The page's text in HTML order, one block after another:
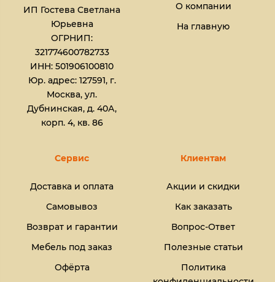
ИП Гостева Светлана
Юрьевна​
ОГРНИП:
321774600782733
ИНН: 501906100810
Юр. адрес: 127591, г.
Москва, ул.
Дубнинская, д. 40А,
корп. 4, кв. 86
О компании
На главную
Сервис
Доставка и оплата
Самовывоз
Возврат и гарантии
Мебель под заказ
Офёрта
Клиентам
Акции и скидки
Как заказать
Вопрос-Ответ
Полезные статьи
Политика